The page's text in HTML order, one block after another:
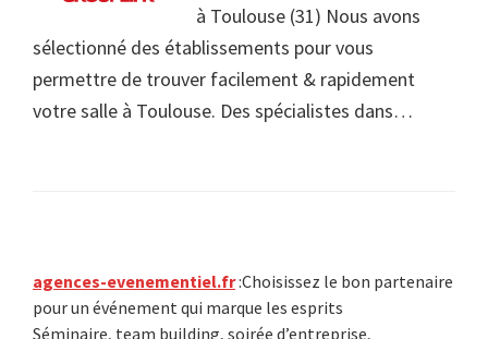
à Toulouse (31) Nous avons
sélectionné des établissements pour vous
permettre de trouver facilement & rapidement
votre salle à Toulouse. Des spécialistes dans…
Primary
Sidebar
agences-evenementiel.fr:Choisissez le bon partenaire
pour un événement qui marque les esprits
Séminaire, team building, soirée d’entreprise,